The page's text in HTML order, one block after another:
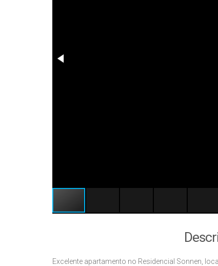
Excelente apartamento no Residencial Sonnen,